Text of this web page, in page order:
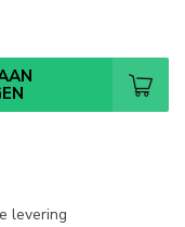
levering